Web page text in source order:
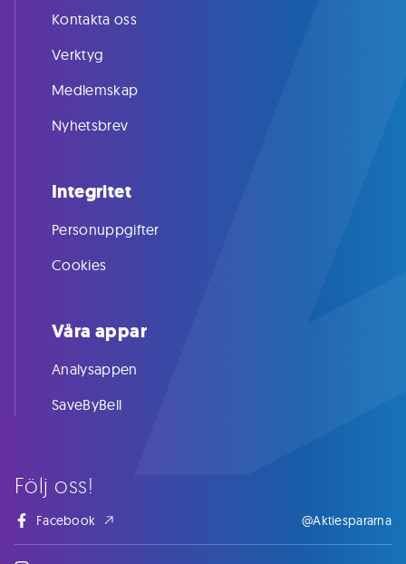
Följ oss!
Facebook @Aktiespararna
Kontakta oss
Verktyg
Medlemskap
Nyhetsbrev
Integritet
Personuppgifter
Cookies
Våra appar
Analysappen
SaveByBell